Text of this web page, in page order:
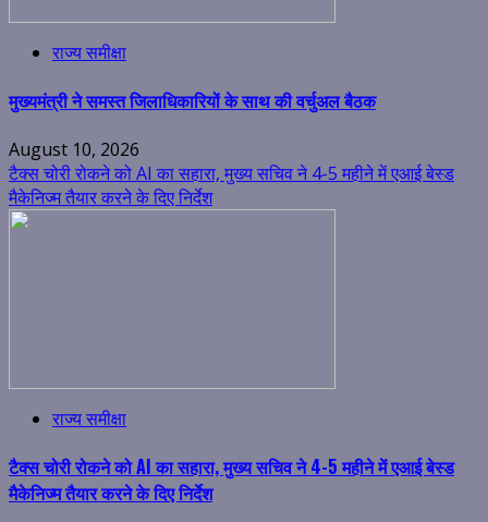
राज्य समीक्षा
मुख्यमंत्री ने समस्त जिलाधिकारियों के साथ की वर्चुअल बैठक
August 10, 2026
टैक्स चोरी रोकने को AI का सहारा, मुख्य सचिव ने 4-5 महीने में एआई बेस्ड
मैकेनिज्म तैयार करने के दिए निर्देश
राज्य समीक्षा
टैक्स चोरी रोकने को AI का सहारा, मुख्य सचिव ने 4-5 महीने में एआई बेस्ड
मैकेनिज्म तैयार करने के दिए निर्देश